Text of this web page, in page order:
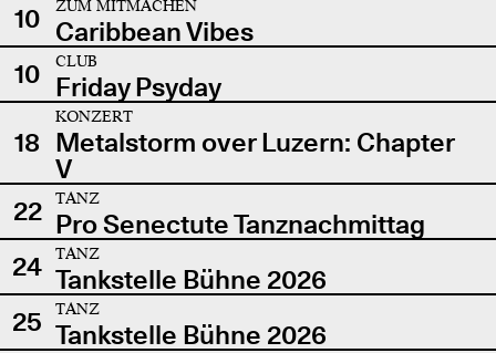
10
ZUM MITMACHEN
Caribbean Vibes
10
CLUB
Friday Psyday
18
KONZERT
Metalstorm over Luzern: Chapter
V
22
TANZ
Pro Senectute Tanznachmittag
24
TANZ
Tankstelle Bühne 2026
25
TANZ
Tankstelle Bühne 2026